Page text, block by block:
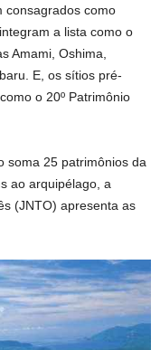
consagrados como
a lista como o
Amami, Oshima,
E, os sítios pré-
o 20º Patrimônio
soma 25 patrimônios da
ao arquipélago, a
(JNTO) apresenta as